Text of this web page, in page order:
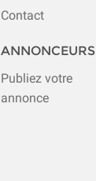
Contact
ANNONCEURS
Publiez votre
annonce